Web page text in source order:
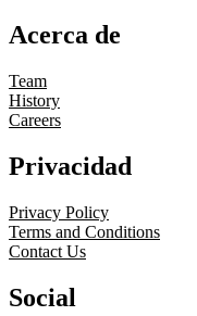
Acerca de
Team
History
Careers
Privacidad
Privacy Policy
Terms and Conditions
Contact Us
Social